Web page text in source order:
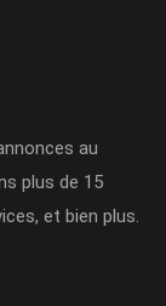
au
plus de 15
et bien plus.